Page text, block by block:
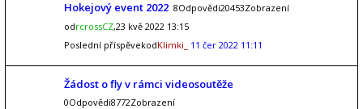
Hokejový event 2022 8Odpovědi20453Zobrazení
odrcrossCZ,23 kvě 2022 13:15
Poslední příspěvekodKlimki_ 11 čer 2022 11:11
Žádost o fly v rámci videosoutěže
0Odpovědi8772Zobrazení